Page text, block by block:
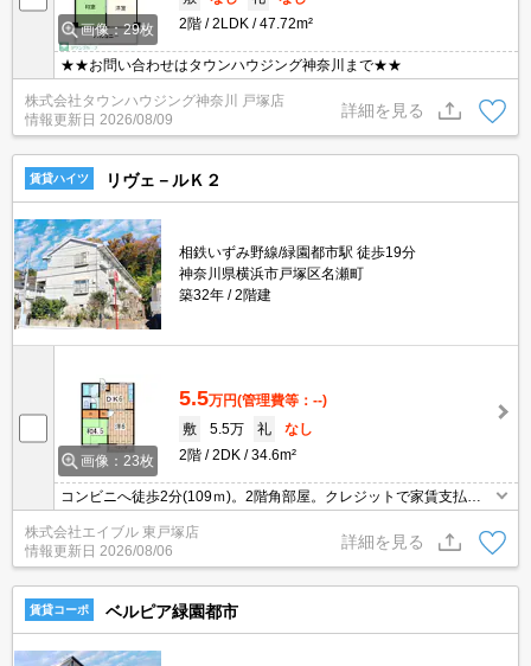
画像：29枚
2階
2LDK 47.72m²
★★お問い合わせはタウンハウジング神奈川まで★★
株式会社タウンハウジング神奈川 戸塚店
情報更新日 2026/08/09
詳細を見る
賃貸ハイツ リヴェ－ルＫ２
相鉄いずみ野線/緑園都市駅 徒歩19分
神奈川県横浜市戸塚区名瀬町
築32年
2階建
画像：23枚
5.5万円(管理費等：--)
敷
5.5万 礼
なし
2階
2DK 34.6m²
コンビニへ徒歩2分(109ｍ)。2階角部屋。クレジットで家賃支払
ード払い可。住環境、あなたの目でお確かめください。
株式会社エイブル 東戸塚店
情報更新日 2026/08/06
詳細を見る
賃貸コーポ ベルピア緑園都市